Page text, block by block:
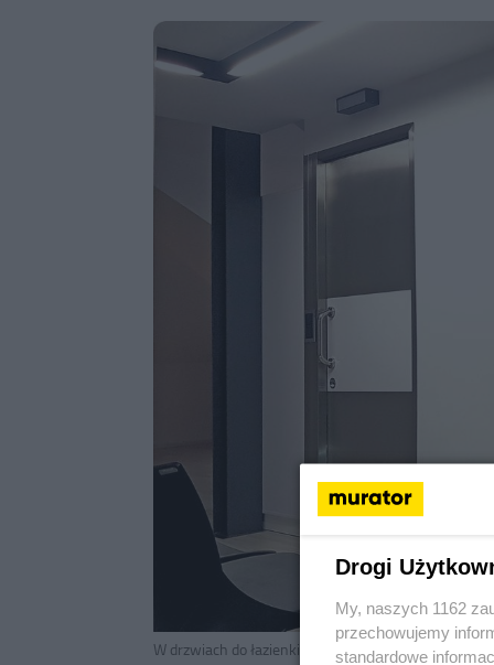
W drzwiach do łazienki nie zamontowano typowej
Drogi
My, naszych 1162
przechowujemy
standardowe